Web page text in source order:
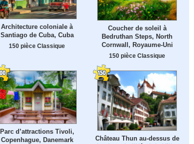
Architecture coloniale à
Santiago de Cuba, Cuba
150 pièce Classique
Coucher de soleil à
Bedruthan Steps, North
Cornwall, Royaume-Uni
150 pièce Classique
Parc d’attractions Tivoli,
Copenhague, Danemark
Château Thun au-dessus de